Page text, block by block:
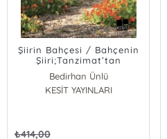
Şiirin Bahçesi / Bahçenin
Şiiri;Tanzimat’tan
Cumhuriyet’e Türk Şiirinde
Bahçe Metaforu
Bedirhan Ünlü
KESİT YAYINLARI
₺414,00